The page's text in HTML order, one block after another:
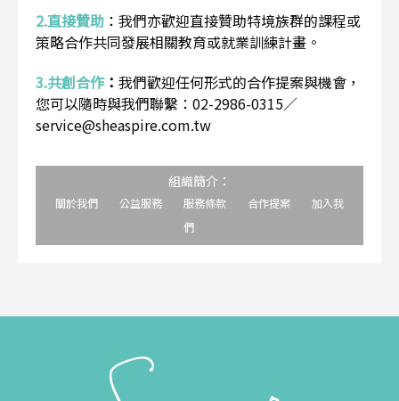
2.直接贊助 ： 我們亦歡迎直接贊助特境族群的課程或
策略合作共同發展相關教育或就業訓練計畫。
3.共創合作： 我們歡迎任何形式的合作提案與機會，
您可以隨時與我們聯繫：02-2986-0315／
service@sheaspire.com.tw
組織簡介：
關於我們 公益服務 服務條款 合作提案
加入我
們